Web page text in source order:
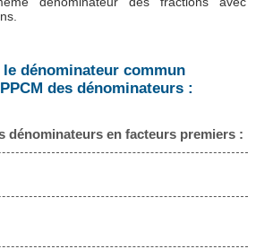
le dénominateur commun
des dénominateurs :
dénominateurs en facteurs premiers :